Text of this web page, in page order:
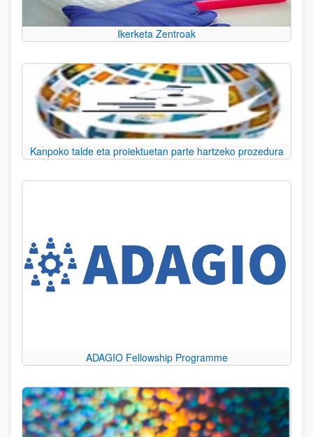
Ikerketa Zentroak
Kanpoko talde eta proiektuetan parte hartzeko prozedura
ADAGIO Fellowship Programme